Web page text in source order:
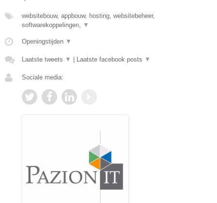
websitebouw, appbouw, hosting, websitebeheer,
softwarekoppelingen,
▼
Openingstijden ▼
Laatste tweets ▼ Laatste facebook posts ▼
Sociale media: